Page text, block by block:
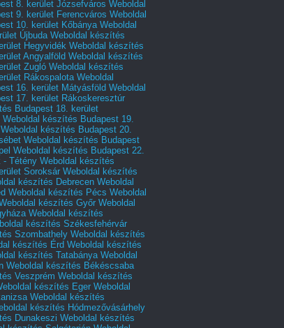
8. kerület Józsefváros Weboldal
9. kerület Ferencváros Weboldal
10. kerület Kőbánya Weboldal
Újbuda Weboldal készítés
Hegyvidék Weboldal készítés
Angyalföld Weboldal készítés
Zugló Weboldal készítés
Rákospalota Weboldal
16. kerület Mátyásföld Weboldal
17. kerület Rákoskeresztúr
Budapest 18. kerület
Weboldal készítés Budapest 19.
Weboldal készítés Budapest 20.
Weboldal készítés Budapest
Weboldal készítés Budapest 22.
- Tétény Weboldal készítés
Soroksár Weboldal készítés
készítés Debrecen Weboldal
Weboldal készítés Pécs Weboldal
készítés Győr Weboldal
Weboldal készítés
készítés Székesfehérvár
Szombathely Weboldal készítés
készítés Érd Weboldal készítés
készítés Tatabánya Weboldal
Weboldal készítés Békéscsaba
Veszprém Weboldal készítés
készítés Eger Weboldal
Weboldal készítés
készítés Hódmezővásárhely
Dunakeszi Weboldal készítés